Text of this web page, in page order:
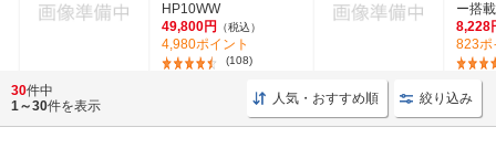
HP10WW
49,800円
（税込）
4,980ポイント
(108)
ー搭
8,228
823ポ
30件中
1～30件を表示 人気・おすすめ順 絞り込み